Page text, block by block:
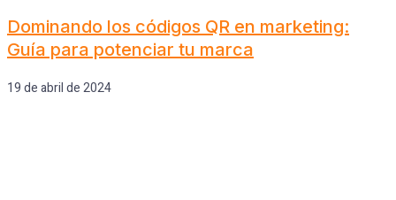
Dominando los códigos QR en marketing:
Guía para potenciar tu marca
19 de abril de 2024